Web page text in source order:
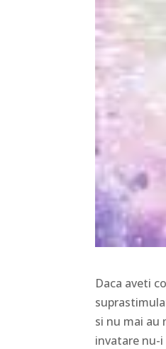
Daca aveti
si nu mai au
invatare nu-